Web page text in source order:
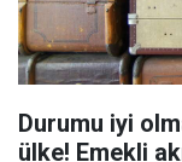
Durumu iyi
ülke! Emekli